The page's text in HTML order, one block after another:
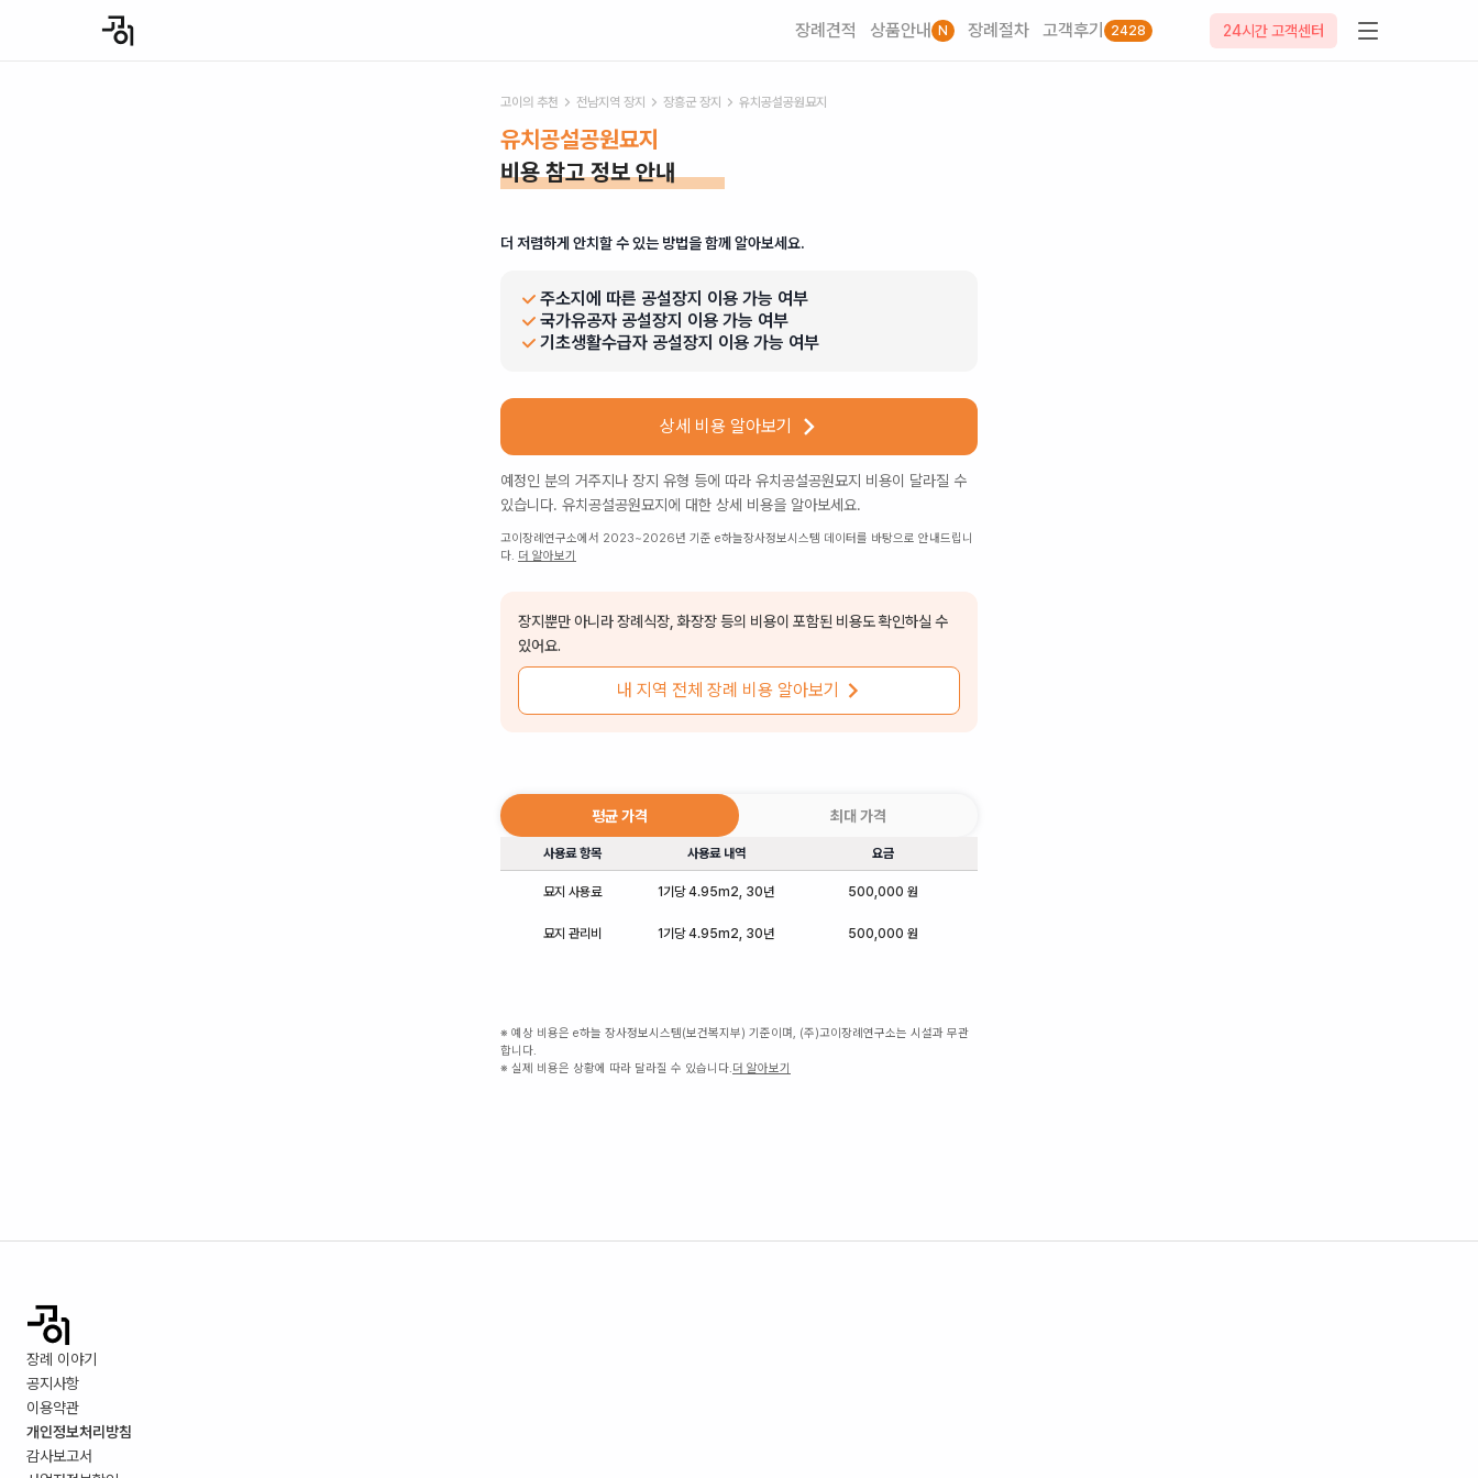
장례견적 상품안내 N 장례절차 고객후기 2428 24시간 고객센터
고이의 추천 전남지역 장지 장흥군 장지 유치공설공원묘지
유치공설공원묘지
비용 참고 정보 안내
더 저렴하게 안치할 수 있는 방법을 함께 알아보세요.
주소지에 따른 공설장지 이용 가능 여부
국가유공자 공설장지 이용 가능 여부
기초생활수급자 공설장지 이용 가능 여부
상세 비용 알아보기
예정인 분의 거주지나 장지 유형 등에 따라 유치공설공원묘지 비용이 달라질 수
있습니다. 유치공설공원묘지 에 대한 상세 비용을 알아보세요.
고이장례연구소에서 2023~2026년 기준 e하늘장사정보시스템 데이터를 바탕으로 안내드립니
다. 더 알아보기
장지뿐만 아니라 장례식장, 화장장 등의 비용이 포함된 비용도 확인하실 수
있어요.
내 지역 전체 장례 비용 알아보기
평균 가격 최대 가격
사용료 항목 사용료 내역 요금
묘지 사용료 1기당 4.95m2, 30년 500,000 원
묘지 관리비 1기당 4.95m2, 30년 500,000 원
※ 예상 비용은 e하늘 장사정보시스템(보건복지부) 기준이며, (주)고이장례연구소는 시설과 무관
합니다.
※ 실제 비용은 상황에 따라 달라질 수 있습니다.더 알아보기
장례 이야기
공지사항
이용약관
개인정보처리방침
감사보고서